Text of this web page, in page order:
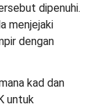
dipenuhi.
menjejaki
dengan
kad dan
untuk